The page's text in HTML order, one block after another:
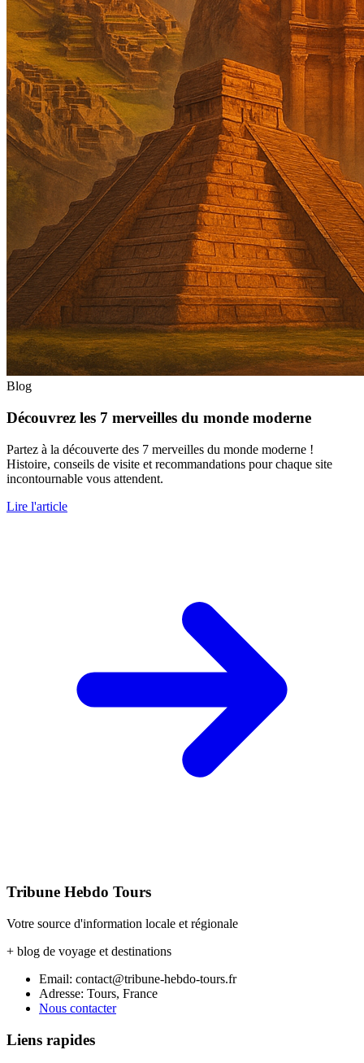
Blog
Découvrez les 7 merveilles du monde moderne
Partez à la découverte des 7 merveilles du monde moderne !
Histoire, conseils de visite et recommandations pour chaque site
incontournable vous attendent.
Lire l'article
Tribune Hebdo Tours
Votre source d'information locale et régionale
+ blog de voyage et destinations
Email: contact@tribune-hebdo-tours.fr
Adresse: Tours, France
Nous contacter
Liens rapides